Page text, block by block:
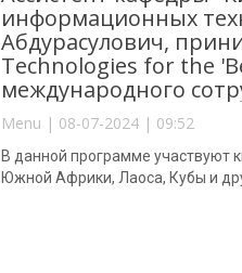
информационных
Абдурасулович,
Technologies for the
международного
Menu | 08-07-2024 | 09:52
В данной программе участвуют
Южной Африки, Лаоса, Кубы и